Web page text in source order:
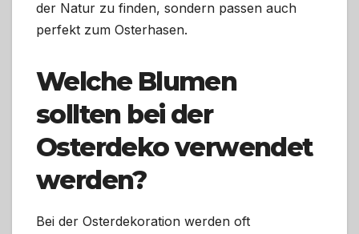
der Natur zu finden, sondern passen auch
perfekt zum Osterhasen.
Welche Blumen
sollten bei der
Osterdeko verwendet
werden?
Bei der Osterdekoration werden oft